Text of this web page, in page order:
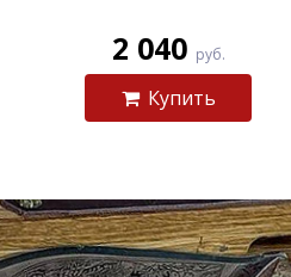
2 040 руб.
Купить